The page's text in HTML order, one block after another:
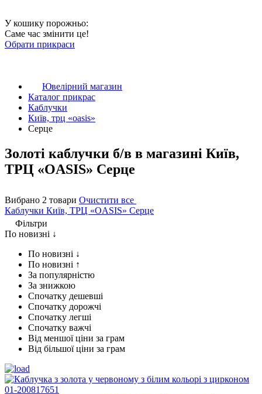
У кошику порожньо:
Саме час змінити це!
Обрати прикраси
Ювелірний магазин
Каталог прикрас
Каблучки
Київ, трц «oasis»
Серце
Золоті каблучки б/в в магазині Київ,
ТРЦ «OASIS» Серце
Вибрано 2 товари Очистити все
Каблучки Київ, ТРЦ «OASIS» Серце
Фільтри
По новизні ↓
По новизні ↓
По новизні ↑
За популярністю
За знижкою
Спочатку дешевші
Спочатку дорожчі
Спочатку легші
Спочатку важчі
Від меншої ціни за грам
Від більшої ціни за грам